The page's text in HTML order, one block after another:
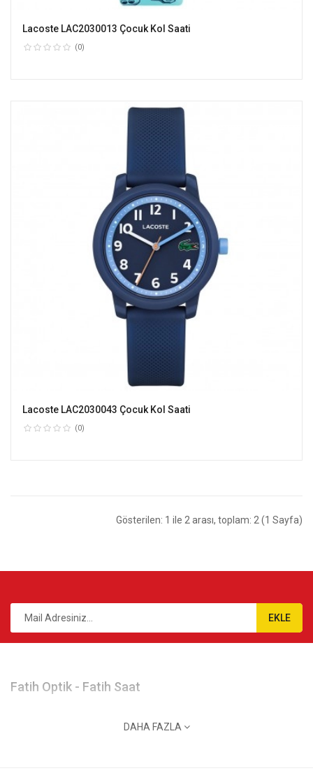
Lacoste LAC2030013 Çocuk Kol Saati
(0)
Lacoste LAC2030043 Çocuk Kol Saati
(0)
Gösterilen: 1 ile 2 arası, toplam: 2 (1 Sayfa)
EKLE
Fatih Optik - Fatih Saat
DAHA FAZLA